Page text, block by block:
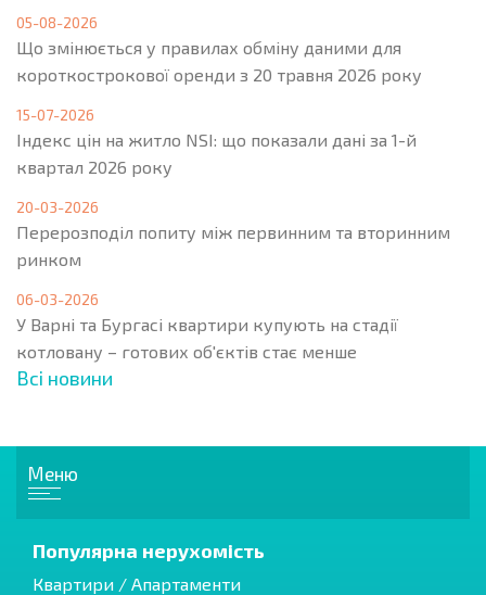
05-08-2026
Що змінюється у правилах обміну даними для
короткострокової оренди з 20 травня 2026 року
15-07-2026
Індекс цін на житло NSI: що показали дані за 1-й
квартал 2026 року
20-03-2026
Перерозподіл попиту між первинним та вторинним
ринком
06-03-2026
У Варні та Бургасі квартири купують на стадії
котловану – готових об'єктів стає менше
Всі новини
Меню
Популярна нерухомість
Квартири / Апартаменти